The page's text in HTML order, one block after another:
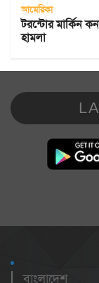
আমেরিকা
টরন্টোর মার্কিন
হামলা
বাংলাদেশ